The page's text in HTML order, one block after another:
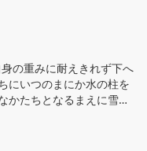
の重みに耐えきれず下へ
にいつのまにか水の柱を
かたちとなるまえに雪ま